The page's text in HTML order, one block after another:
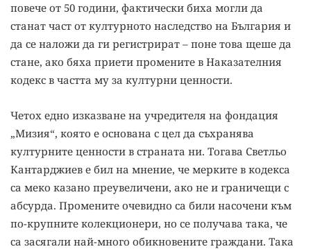
повече от 50 години, фактически биха могли да
станат част от културното наследство на България и
да се наложи да ги регистрират – поне това щеше да
стане, ако бяха приети промените в Наказателния
кодекс в частта му за културни ценности.
Четох едно изказване на учредителя на фондация
„Мизия“, която е основана с цел да съхранява
културните ценности в страната ни. Тогава Светльо
Кантарджиев е бил на мнение, че мерките в кодекса
са меко казано преувеличени, ако не и граничещи с
абсурда. Промените очевидно са били насочени към
по-крупните колекционери, но се получава така, че
са засягали най-много обикновените граждани. Така